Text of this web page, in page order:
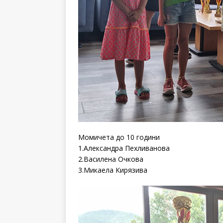
Момичета до 10 години
1.Александра Пехливанова
2.Василена Очкова
3.Микаела Кирязива